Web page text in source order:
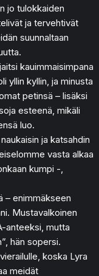
jo tulokkaiden
ja tervehtivät
suunnaltaan
kauimmaisimpana
yllin kyllin, ja minusta
petinsä – lisäksi
esteenä, mikäli
luo.
ja katsahdin
vasta alkaa
kumpi -,
– enimmäkseen
Mustavalkoinen
anteeksi, mutta
hän sopersi.
koska Lyra
meidät